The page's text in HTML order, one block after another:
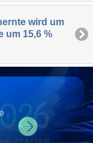
wird um
um 15,6 %